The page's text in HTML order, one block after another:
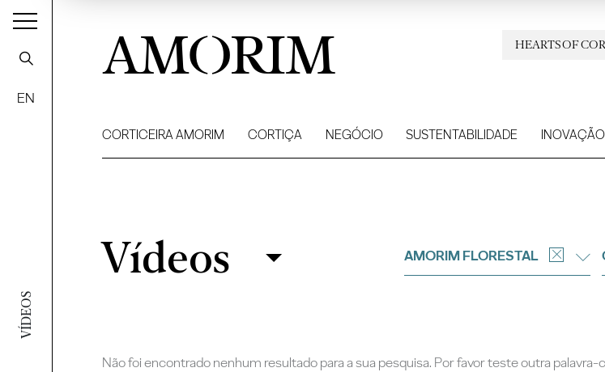
VÍDEOS
EN
AMORIM HEARTS OF
CORTICEIRA AMORIM CORTIÇA NEGÓCIO SUSTENTABILIDADE INOVAÇÃO
Filtrar
Vídeos AMORIM FLORESTAL
Não foi encontrado nenhum resultado para a sua pesquisa. Por favor teste outra palavra-